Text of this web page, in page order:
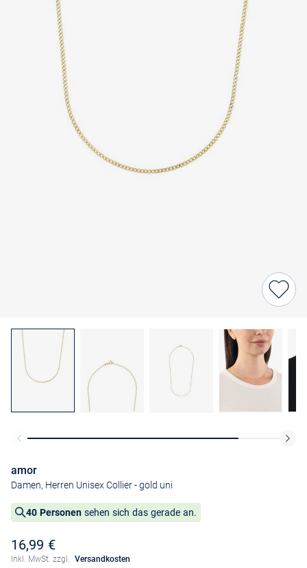
amor
Damen, Herren Unisex Collier- gold uni
40 Personen sehen sich das gerade an.
16,99 €
Inkl. MwSt. zzgl. Versandkosten